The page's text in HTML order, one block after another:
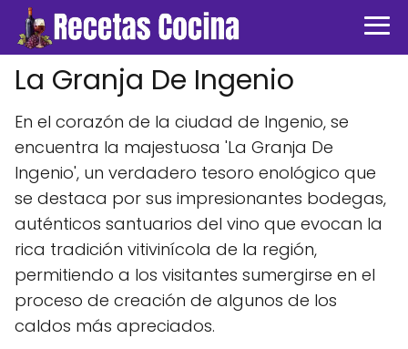
La Granja De Ingenio
En el corazón de la ciudad de Ingenio, se
encuentra la majestuosa 'La Granja De
Ingenio', un verdadero tesoro enológico que
se destaca por sus impresionantes bodegas,
auténticos santuarios del vino que evocan la
rica tradición vitivinícola de la región,
permitiendo a los visitantes sumergirse en el
proceso de creación de algunos de los
caldos más apreciados.